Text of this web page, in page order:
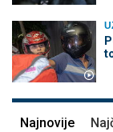
Najnovije